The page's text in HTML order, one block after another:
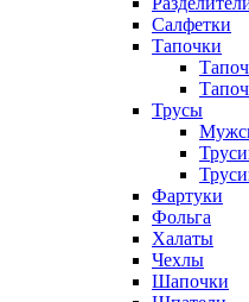
Салфетки
Тапочки
Трусы
Фартуки
Фольга
Халаты
Чехлы
Шапочки